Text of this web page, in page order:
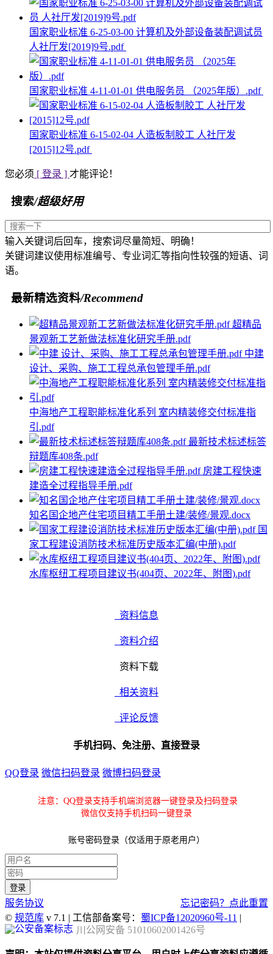
国家职业标准 6-25-03-00 计算机及外部设备装配调试员
人社厅发[2019]9号.pdf
国家职业标准 4-11-01-01 供电服务员 （2025年版）.pdf
国家职业标准 6-15-02-04 人造板制胶工 人社厅发
[2015]12号.pdf
您必须 [ 登录 ] 才能评论！
搜索/超级好用
输入关键词后回车，搜索词尽量简短、明确！
关键词建议使用标准编号、专业词汇等指向性较强的短语、词
语。
最新精选资料/Recommend
超精品
景观新工艺新做法标准化研究手册.pdf
中建
设计、采购、施工工程总承包管理手册.pdf
中海地产工程职能标准化系列 室内精装修交付标准指
引.pdf
最新技术标述标答
辩题库408条.pdf
房建工程快速
建造全过程指导手册.pdf
知名国企地产住宅项目精工手册土建/装修/景观.docx
国
家工程建设消防技术标准历史版本汇编(中册).pdf
水库枢纽工程项目建议书(404页、2022年、附图).pdf
资料信息
资料介绍
资料下载
相关资料
评论反馈
手机扫码、免注册、直接登录
QQ登录 微信扫码登录 微博扫码登录
注意：QQ登录支持手机端浏览器一键登录及扫码登录
微信仅支持手机扫码一键登录
账号密码登录（仅适用于原老用户）
服务协议
忘记密码？点此重置
© 规范库 v 7.1 | 工信部备案号： 蜀ICP备12020960号-11 |
川公网安备 51010602001426号